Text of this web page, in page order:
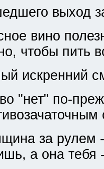
выход
вино
чтобы пить
искренний
"нет" по-
за рулем -
а она тебя